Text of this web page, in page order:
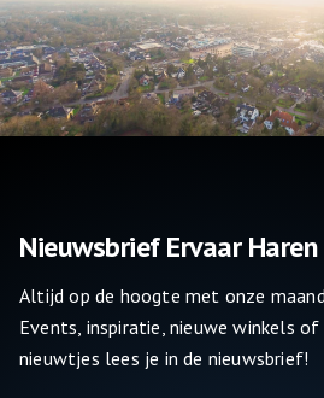
Nieuwsbrief Ervaar Haren
Altijd op de hoogte met onze
Events, inspiratie, nieuwe winkels of
nieuwtjes lees je in de nieuwsbrief!